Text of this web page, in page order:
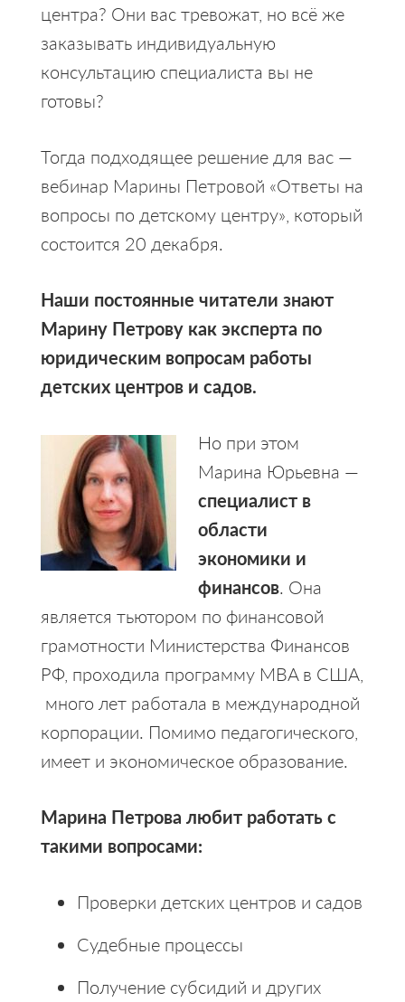
центра? Они вас тревожат, но всё же
заказывать индивидуальную
консультацию специалиста вы не
готовы?
Тогда подходящее решение для вас —
вебинар Марины Петровой «Ответы на
вопросы по детскому центру», который
состоится 20 декабря.
Наши постоянные читатели знают
Марину Петрову как эксперта по
юридическим вопросам работы
детских центров и садов.
Но при этом
Марина Юрьевна —
специалист в
области
экономики и
финансов. Она
является тьютором по финансовой
грамотности Министерства Финансов
РФ, проходила программу MBA в США,
много лет работала в международной
корпорации. Помимо педагогического,
имеет и экономическое образование.
Марина Петрова любит работать с
такими вопросами:
Проверки детских центров и садов
Судебные процессы
Получение субсидий и других